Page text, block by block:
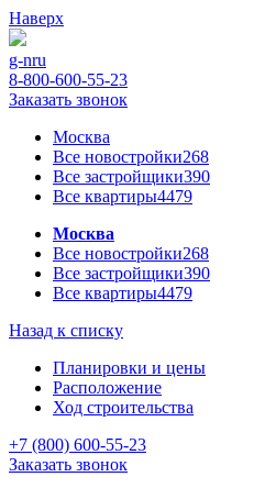
Наверх
g-nru
8-800-600-55-23
Заказать звонок
Москва
Все новостройки268
Все застройщики390
Все квартиры4479
Москва
Все новостройки268
Все застройщики390
Все квартиры4479
Назад к списку
Планировки и цены
Расположение
Ход строительства
+7 (800) 600-55-23
Заказать звонок